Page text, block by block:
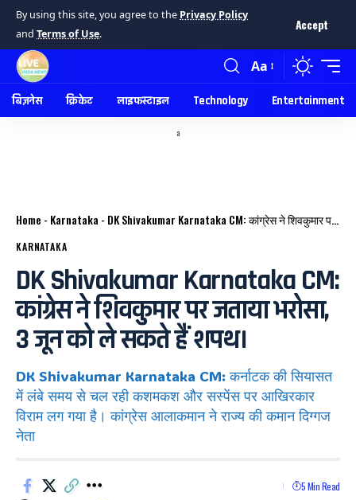
By using this site, you agree to the Privacy Policy
and Terms of Use.
Accept
Aa
बिज़नेस क्रिकेट लाइफस्टाइल Technology Entertainment
a
Home - Karnataka - DK Shivakumar Karnataka CM: कांग्रेस ने शिवकुमार पर जताया भरोसा, 3 जून को ले सकते हैं शपथ।
KARNATAKA
DK Shivakumar Karnataka CM:
कांग्रेस ने शिवकुमार पर जताया भरोसा,
3 जून को ले सकते हैं शपथ।
DK Shivakumar Karnataka CM: कर्नाटक की सियासत
में लंबे समय से चल रही कशमकश और सस्पेंस पर आखिरकार
विराम लग गया है। कांग्रेस आलाकमान ने राज्य की कमान दिग्गज
नेता
5 Min Read